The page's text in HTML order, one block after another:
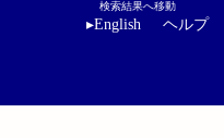
検索結果へ移動
▸English ヘルプ